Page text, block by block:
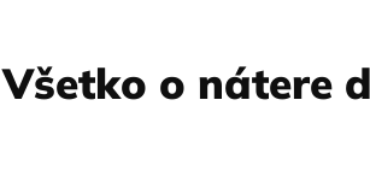
Všetko o nátere